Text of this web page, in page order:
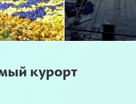
курорт